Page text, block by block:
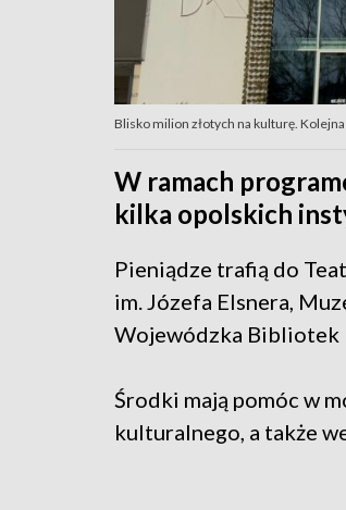
Blisko milion złotych na kulturę.
W ramach
kilka opolskich
Pieniądze trafią do
im. Józefa Elsnera,
Wojewódzka Bibliotek
Środki mają pomóc w
kulturalnego, a także